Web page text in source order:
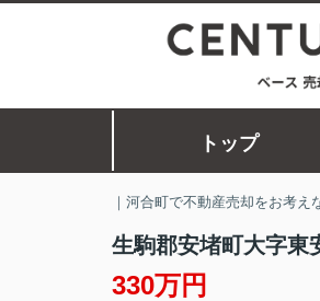
トップ
｜河合町で不動産売却をお考
生駒郡安堵町大字東
330万円